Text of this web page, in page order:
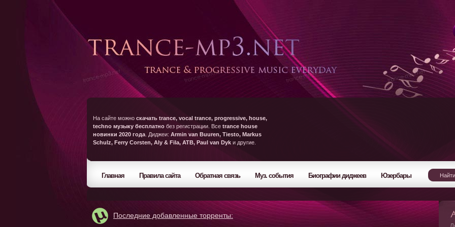
На сайте можно скачать trance, vocal trance, progressive, house,
techno музыку бесплатно без регистрации. Все trance house
новинки 2020 года . Диджеи: Armin van Buuren, Tiesto, Markus
Schulz, Ferry Corsten, Aly & Fila, ATB, Paul van Dyk и другие.
Главная Правила сайта Обратная связь Муз. события Биографии диджеев Юзербары
Последние добавленные торренты: